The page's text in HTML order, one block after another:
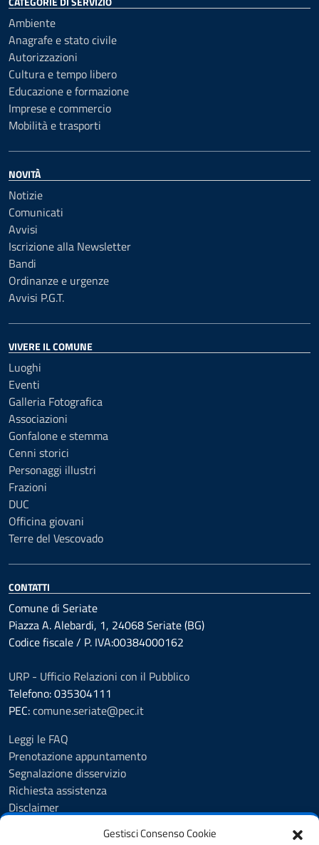
Gestisci Consenso Cookie
Ambiente
Anagrafe e stato civile
Autorizzazioni
Cultura e tempo libero
Educazione e formazione
Imprese e commercio
Mobilità e trasporti
NOVITÀ
Notizie
Comunicati
Avvisi
Iscrizione alla Newsletter
Bandi
Ordinanze e urgenze
Avvisi P.G.T.
VIVERE IL COMUNE
Luoghi
Eventi
Galleria Fotografica
Associazioni
Gonfalone e stemma
Cenni storici
Personaggi illustri
Frazioni
DUC
Officina giovani
Terre del Vescovado
CONTATTI
Comune di Seriate
Piazza A. Alebardi, 1, 24068 Seriate (BG)
Codice fiscale / P. IVA:00384000162
URP - Ufficio Relazioni con il Pubblico
Telefono: 035304111
PEC:comune.seriate@pec.it
Leggi le FAQ
Prenotazione appuntamento
Segnalazione disservizio
Richiesta assistenza
Disclaimer